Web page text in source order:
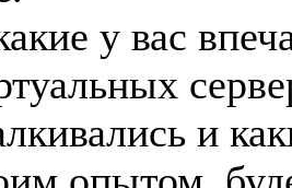
у вас
и